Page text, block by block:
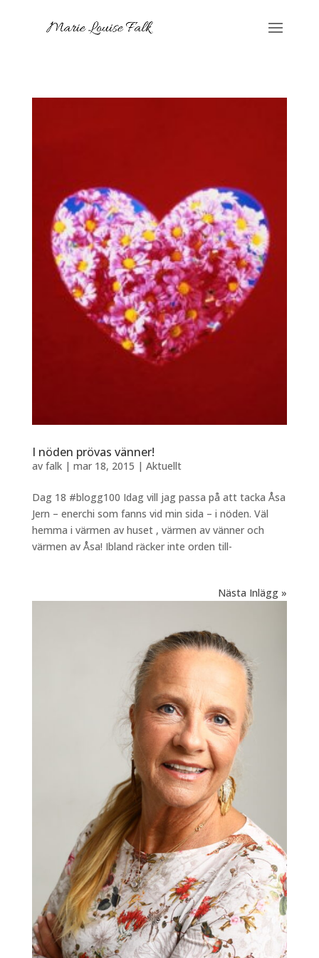
I nöden prövas vänner!
av falk| mar 18, 2015 | Aktuellt
Dag 18 #blogg100 Idag vill jag passa på att tacka Åsa
Jern – enerchi som fanns vid min sida – i nöden. Väl
hemma i värmen av huset , värmen av vänner och
värmen av Åsa! Ibland räcker inte orden till-
Nästa Inlägg »